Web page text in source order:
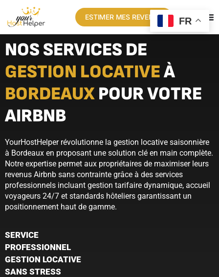
ESTIMER MES REVENUS
NOS SERVICES DE
GESTION LOCATIVEÀ
BORDEAUX POUR VOTRE
AIRBNB
YourHostHelper révolutionne la gestion locative saisonnière
à Bordeaux en proposant une solution clé en main complète.
Notre expertise permet aux propriétaires de maximiser leurs
revenus Airbnb sans contrainte grâce à des services
professionnels incluant gestion tarifaire dynamique, accueil
voyageurs 24/7 et standards hôteliers garantissant un
positionnement haut de gamme.
SERVICE
PROFESSIONNEL
GESTION LOCATIVE
SANS STRESS
FR